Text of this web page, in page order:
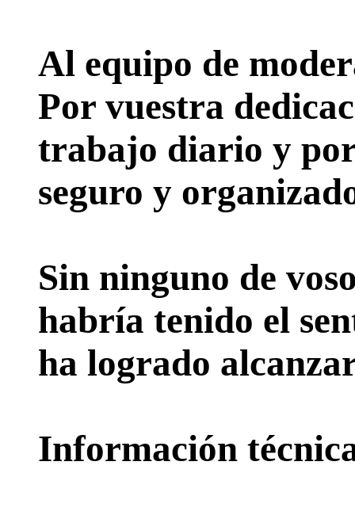
Al equipo de
Por vuestra
trabajo diario y por
seguro y
Sin ninguno de
habría tenido el
ha logrado
Información